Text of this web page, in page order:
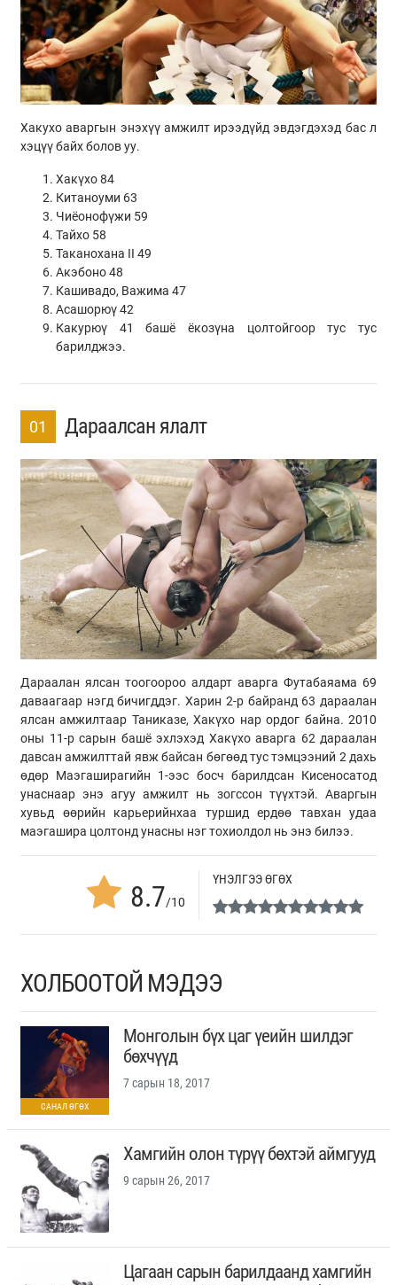
Хакухо аваргын энэхүү амжилт ирээдүйд эвдэгдэхэд бас л
хэцүү байх болов уу.
Хакүхо 84
Китаноуми 63
Чиёонофүжи 59
Тайхо 58
Таканохана II 49
Акэбоно 48
Кашивадо, Важима 47
Асашорюү 42
Какурюү 41 башё ёкозүна цолтойгоор тус тус
барилджээ.
01 Дараалсан ялалт
Дараалан ялсан тоогоороо алдарт аварга Футабаяама 69
даваагаар нэгд бичигддэг. Харин 2-р байранд 63 дараалан
ялсан амжилтаар Таниказе, Хакүхо нар ордог байна. 2010
оны 11-р сарын башё эхлэхэд Хакүхо аварга 62 дараалан
давсан амжилттай явж байсан бөгөөд тус тэмцээний 2 дахь
өдөр Маэгаширагийн 1-ээс босч барилдсан Кисеносатод
унаснаар энэ агуу амжилт нь зогссон түүхтэй. Аваргын
хувьд өөрийн карьерийнхаа туршид ердөө тавхан удаа
маэгашира цолтонд унасны нэг тохиолдол нь энэ билээ.
8.7/10
ҮНЭЛГЭЭ ӨГӨХ
ХОЛБООТОЙ МЭДЭЭ
Монголын бүх цаг үеийн шилдэг
бөхчүүд
7 сарын 18, 2017
Хамгийн олон түрүү бөхтэй аймгууд
9 сарын 26, 2017
Цагаан сарын барилдаанд хамгийн